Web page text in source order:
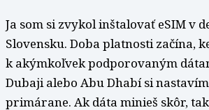
Ja som si zvykol inštalovať eSIM v
Slovensku. Doba platnosti začína,
k akýmkoľvek podporovaným
Dubaji alebo Abu Dhabí si
primárane. Ak dáta minieš skôr,